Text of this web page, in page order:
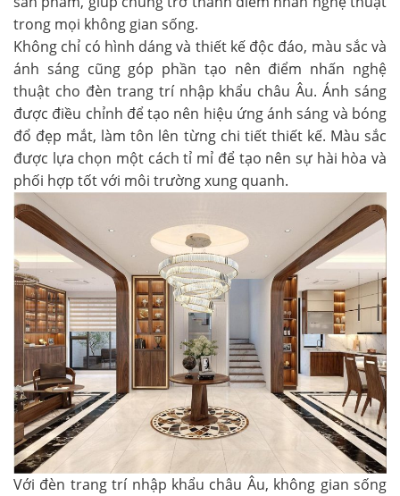
trong mọi không gian sống.
Không chỉ có hình dáng và thiết kế độc đáo, màu sắc và
ánh sáng cũng góp phần tạo nên điểm nhấn nghệ
thuật cho đèn trang trí nhập khẩu châu Âu. Ánh sáng
được điều chỉnh để tạo nên hiệu ứng ánh sáng và bóng
đổ đẹp mắt, làm tôn lên từng chi tiết thiết kế. Màu sắc
được lựa chọn một cách tỉ mỉ để tạo nên sự hài hòa và
phối hợp tốt với môi trường xung quanh.
Với đèn trang trí nhập khẩu châu Âu, không gian sống